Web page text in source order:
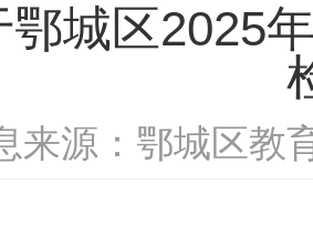
鄂城区2025
来源：鄂城区教